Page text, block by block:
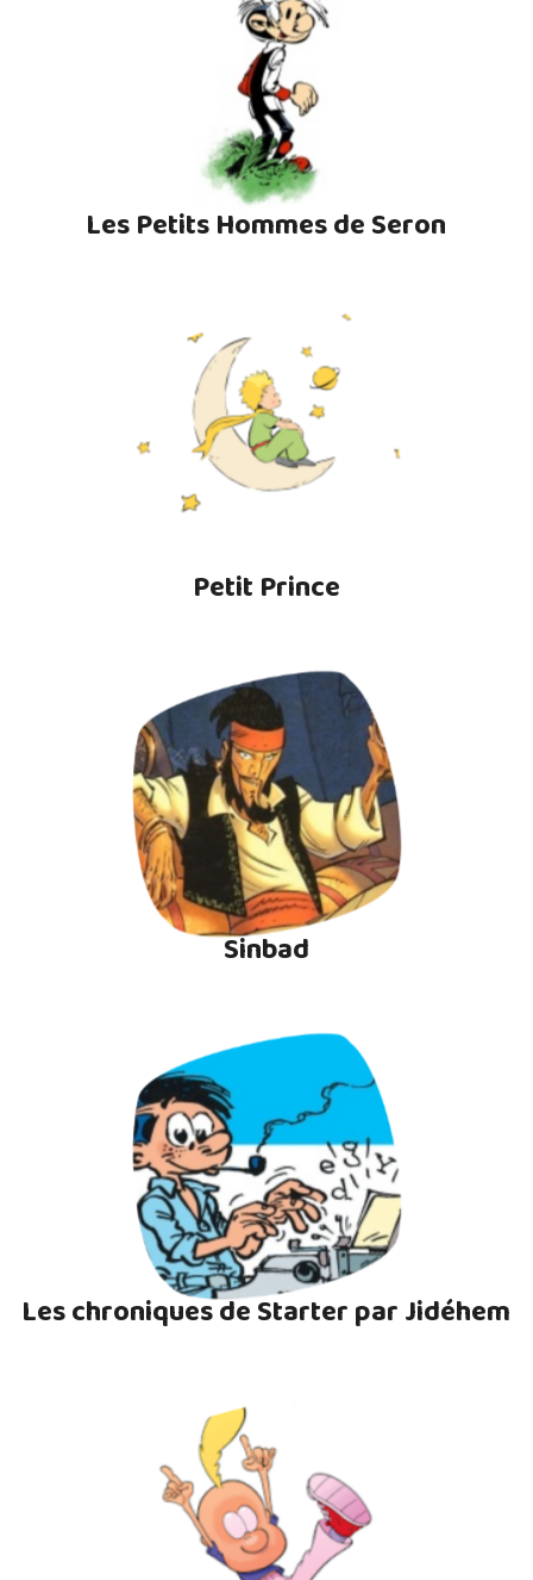
Les Petits Hommes de Seron
Petit Prince
Sinbad
Les chroniques de Starter par Jidéhem